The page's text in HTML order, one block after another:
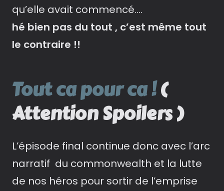
qu’elle avait commencé….
hé bien pas du tout , c’est même tout
le contraire !!
Tout ca pour ca !(
Attention Spoilers )
L’épisode final continue donc avec l’arc
narratif du commonwealth et la lutte
de nos héros pour sortir de l’emprise